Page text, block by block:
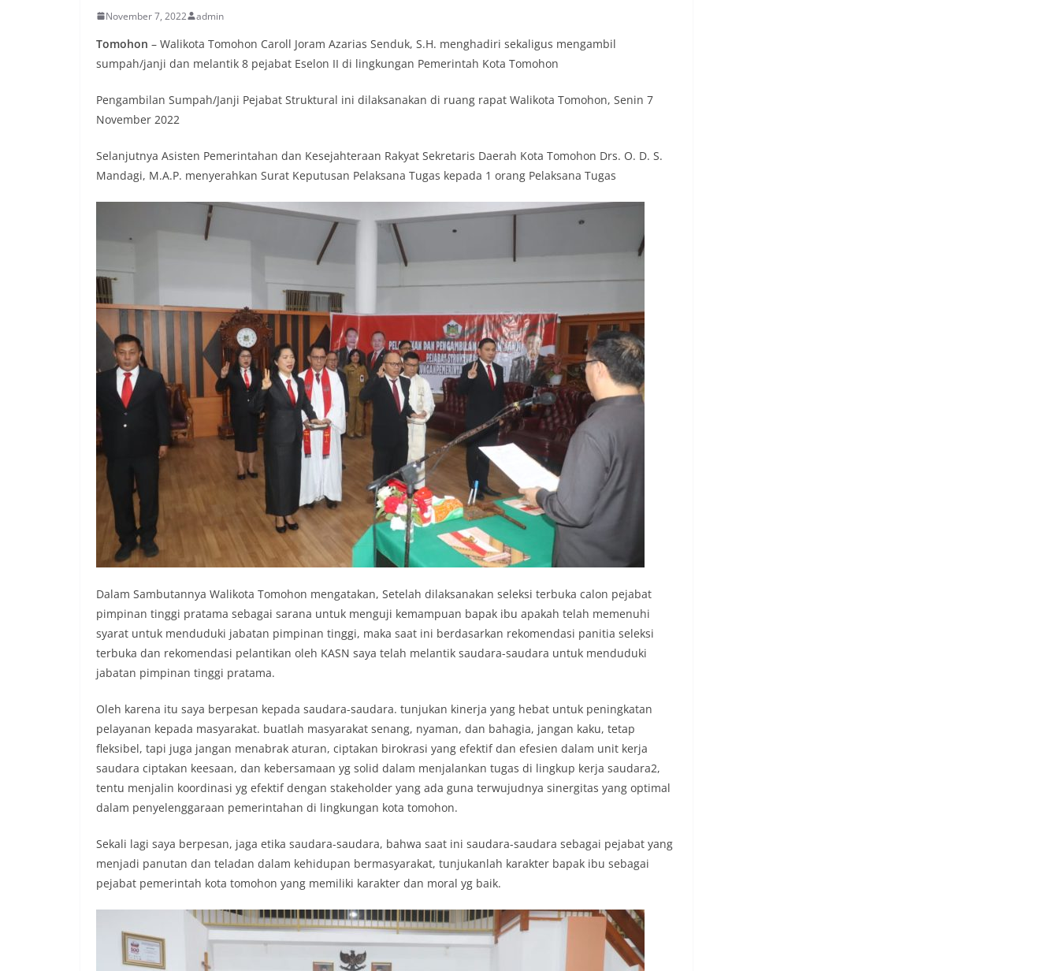
November 7, 2022 admin
Tomohon – Walikota Tomohon Caroll Joram Azarias Senduk, S.H. menghadiri sekaligus mengambil
sumpah/janji dan melantik 8 pejabat Eselon II di lingkungan Pemerintah Kota Tomohon
Pengambilan Sumpah/Janji Pejabat Struktural ini dilaksanakan di ruang rapat Walikota Tomohon, Senin 7
November 2022
Selanjutnya Asisten Pemerintahan dan Kesejahteraan Rakyat Sekretaris Daerah Kota Tomohon Drs. O. D. S.
Mandagi, M.A.P. menyerahkan Surat Keputusan Pelaksana Tugas kepada 1 orang Pelaksana Tugas
Dalam Sambutannya Walikota Tomohon mengatakan, Setelah dilaksanakan seleksi terbuka calon pejabat
pimpinan tinggi pratama sebagai sarana untuk menguji kemampuan bapak ibu apakah telah memenuhi
syarat untuk menduduki jabatan pimpinan tinggi, maka saat ini berdasarkan rekomendasi panitia seleksi
terbuka dan rekomendasi pelantikan oleh KASN saya telah melantik saudara-saudara untuk menduduki
jabatan pimpinan tinggi pratama.
Oleh karena itu saya berpesan kepada saudara-saudara. tunjukan kinerja yang hebat untuk peningkatan
pelayanan kepada masyarakat. buatlah masyarakat senang, nyaman, dan bahagia, jangan kaku, tetap
fleksibel, tapi juga jangan menabrak aturan, ciptakan birokrasi yang efektif dan efesien dalam unit kerja
saudara ciptakan keesaan, dan kebersamaan yg solid dalam menjalankan tugas di lingkup kerja saudara2,
tentu menjalin koordinasi yg efektif dengan stakeholder yang ada guna terwujudnya sinergitas yang optimal
dalam penyelenggaraan pemerintahan di lingkungan kota tomohon.
Sekali lagi saya berpesan, jaga etika saudara-saudara, bahwa saat ini saudara-saudara sebagai pejabat yang
menjadi panutan dan teladan dalam kehidupan bermasyarakat, tunjukanlah karakter bapak ibu sebagai
pejabat pemerintah kota tomohon yang memiliki karakter dan moral yg baik.